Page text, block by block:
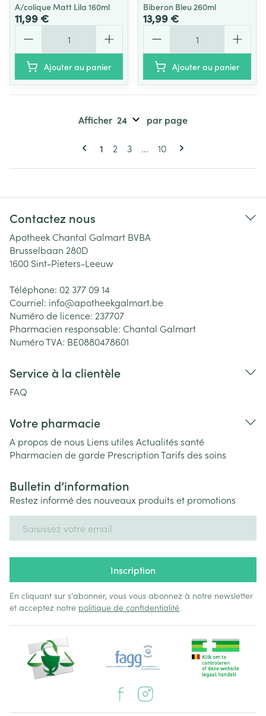
A/colique Matt Lila 160ml
11,99 €
Ajouter au panier
Biberon Bleu 260ml
13,99 €
Ajouter au panier
Pages
Vous lisez actuellement la page
1 Page
2 Page
3 ... Page
10
Afficher par page
Contactez nous
Apotheek Chantal Galmart BVBA
Brusselbaan 280D
1600 Sint-Pieters-Leeuw
Téléphone: 02 377 09 14
Courriel: info@apotheekgalmart.be
Numéro de licence: 237707
Pharmacien responsable: Chantal Galmart
Numéro TVA: BE0880478601
Service à la clientèle
FAQ
Votre pharmacie
A propos de nous Liens utiles Actualités santé
Pharmacien de garde PrescriptionTarifs des soins
Bulletin d’information
Restez informé des nouveaux produits et promotions
Inscription
En cliquant sur s'abonner, vous vous abonnez à notre newsletter
et acceptez notre politique de confidentialité.